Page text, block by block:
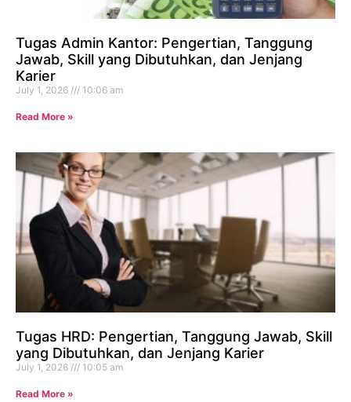
Tugas Admin Kantor: Pengertian, Tanggung
Jawab, Skill yang Dibutuhkan, dan Jenjang
Karier
July 1, 2026 10:06 am
Read More »
Tugas HRD: Pengertian, Tanggung Jawab, Skill
yang Dibutuhkan, dan Jenjang Karier
July 1, 2026 10:05 am
Read More »